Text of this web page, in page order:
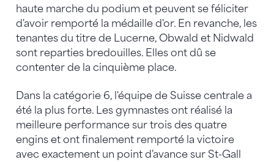
haute marche du podium et peuvent se féliciter
d'avoir remporté la médaille d'or. En revanche, les
tenantes du titre de Lucerne, Obwald et Nidwald
sont reparties bredouilles. Elles ont dû se
contenter de la cinquième place.
Dans la catégorie 6, l'équipe de Suisse centrale a
été la plus forte. Les gymnastes ont réalisé la
meilleure performance sur trois des quatre
engins et ont finalement remporté la victoire
avec exactement un point d'avance sur St-Gall